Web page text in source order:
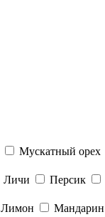
Мускатный орех
Личи Персик
Лимон Мандарин